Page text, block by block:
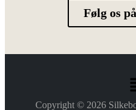
Følg os
Copyright © 2026